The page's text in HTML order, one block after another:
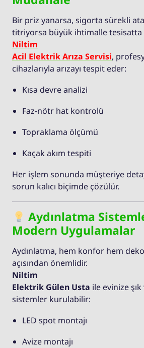
Bir priz yanarsa, sigorta sürekli
titriyorsa büyük ihtimalle tesisatta
Niltim
Acil Elektrik Arıza Servisi,
cihazlarıyla arızayı tespit eder:
Kısa devre analizi
Faz-nötr hat kontrolü
Topraklama ölçümü
Kaçak akım tespiti
Her işlem sonunda müşteriye
sorun kalıcı biçimde çözülür.
Aydınlatma
Modern Uygulamalar
Aydınlatma, hem konfor hem
açısından önemlidir.
Niltim
Elektrik Gülen Usta ile evinize
sistemler kurulabilir:
LED spot montajı
Avize montajı